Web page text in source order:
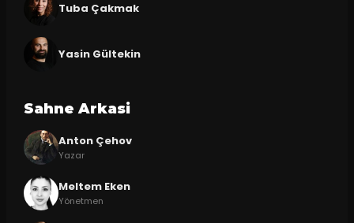
Tuba Çakmak
Yasin Gültekin
Sahne Arkasi
Anton Çehov
Yazar
Meltem Eken
Yönetmen